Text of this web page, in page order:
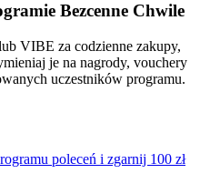
Bezcenne Chwile
VIBE za codzienne zakupy,
je na nagrody, vouchery
uczestników programu.
poleceń i zgarnij 100 zł